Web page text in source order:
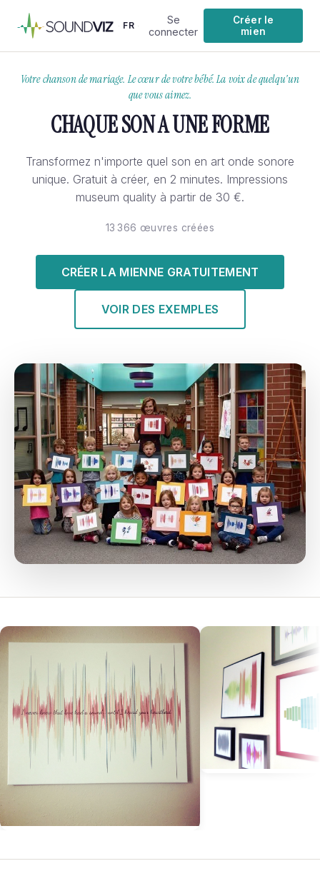
· FR ·
Se
connecter
Créer le
mien
Votre chanson de mariage. Le cœur de votre bébé. La voix de quelqu'un
que vous aimez.
CHAQUE SON A UNE FORME
Transformez n'importe quel son en art onde sonore
unique. Gratuit à créer, en 2 minutes. Impressions
museum quality à partir de 30 €.
13 366 œuvres créées
CRÉER LA MIENNE GRATUITEMENT
VOIR DES EXEMPLES